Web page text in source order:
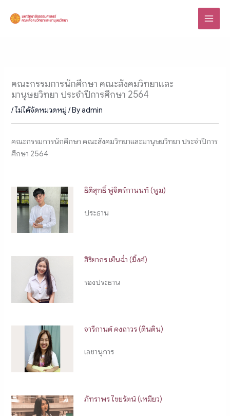
คณะกรรมการนักศึกษา คณะสังคมวิทยาและ
มานุษยวิทยา ประจำปีการศึกษา 2564
/ไม่ได้จัดหมวดหมู่ / Byadmin
คณะกรรมการนักศึกษา คณะสังคมวิทยาและมานุษยวิทยา ประจำปีการ
ศึกษา 2564
ธิติสุทธิ์ พู่จิตร์กานนท์ (พูม)
ประธาน
สิริยากร เย็นฉ่ำ (มิ้งค์)
รองประธาน
จารีกานต์ คงถาวร (ตินติน)
เลขานุการ
ภัทราพร ไชยรัตน์ (เหมียว)